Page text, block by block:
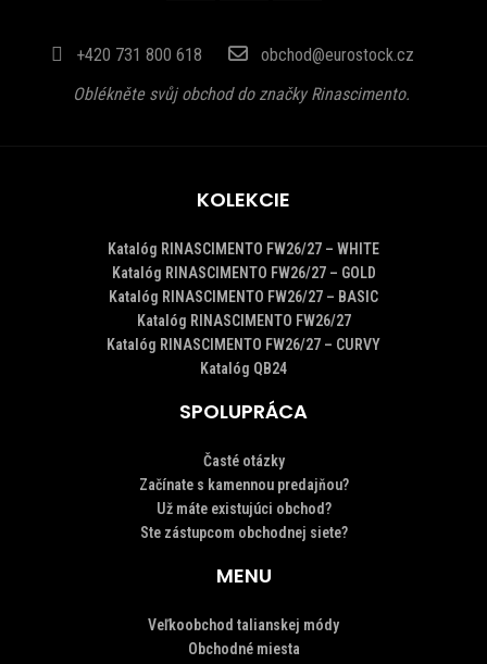
+420 731 800 618
obchod@eurostock.cz
Oblékněte svůj obchod do značky Rinascimento.
KOLEKCIE
Katalóg RINASCIMENTO FW26/27 – WHITE
Katalóg RINASCIMENTO FW26/27 – GOLD
Katalóg RINASCIMENTO FW26/27 – BASIC
Katalóg RINASCIMENTO FW26/27
Katalóg RINASCIMENTO FW26/27 – CURVY
Katalóg QB24
SPOLUPRÁCA
Časté otázky
Začínate s kamennou predajňou?
Už máte existujúci obchod?
Ste zástupcom obchodnej siete?
MENU
Veľkoobchod talianskej módy
Obchodné miesta